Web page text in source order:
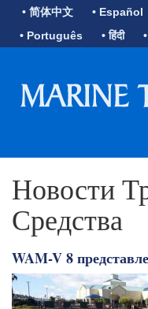
• 简体中文 • Español
• Português
• हिंदी
Новости
Средства
WAM-V 8